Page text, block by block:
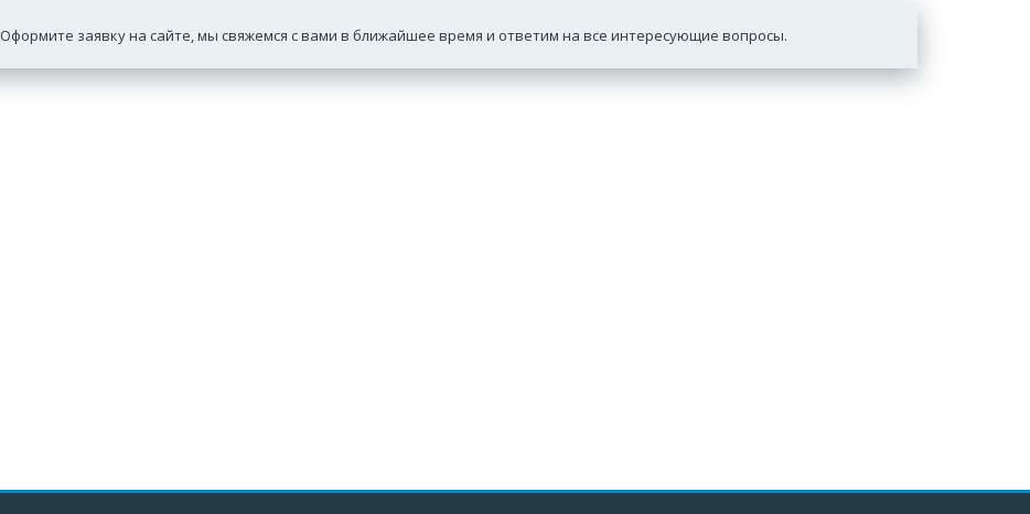
Оформите заявку на сайте, мы свяжемся с вами в ближайшее время и ответим на все интересующие вопросы.